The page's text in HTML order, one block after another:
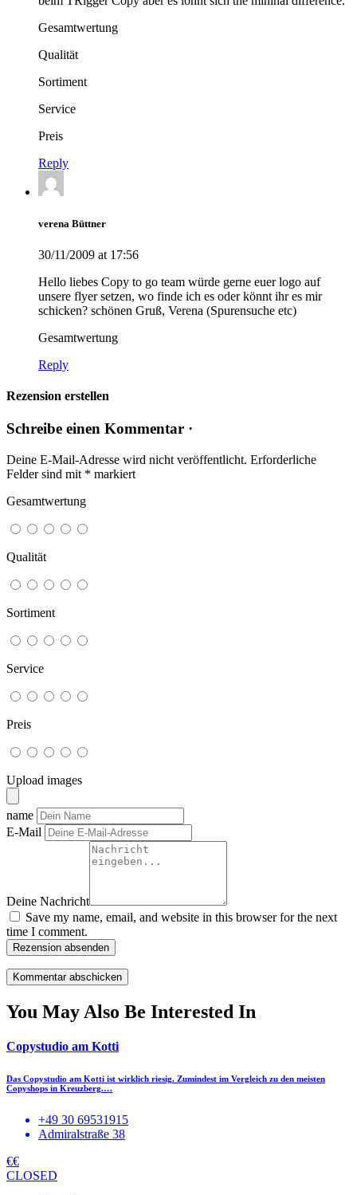
Gesamtwertung
Qualität
Sortiment
Service
Preis
Reply
verena Büttner
30/11/2009 at 17:56
Hello liebes Copy to go team würde gerne euer logo auf
unsere flyer setzen, wo finde ich es oder könnt ihr es mir
schicken? schönen Gruß, Verena (Spurensuche etc)
Gesamtwertung
Reply
Rezension erstellen
Schreibe einen Kommentar ·
Deine E-Mail-Adresse wird nicht veröffentlicht. Erforderliche
Felder sind mit * markiert
Gesamtwertung
Qualität
Sortiment
Service
Preis
Upload images
name
E-Mail
Deine Nachricht
Save my name, email, and website in this browser for the next
time I comment.
Rezension absenden
You May Also Be Interested In
Copystudio am Kotti
Das Copystudio am Kotti ist wirklich riesig. Zumindest im Vergleich zu den meisten
Copyshops in Kreuzberg.…
+49 30 69531915
Admiralstraße 38
€€
CLOSED